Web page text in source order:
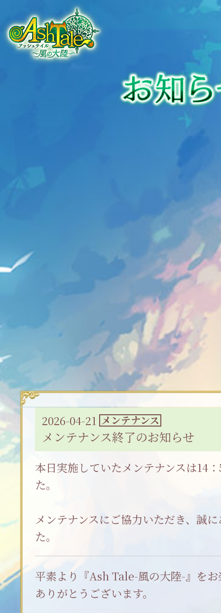
2026-04-21 メンテナンス
メンテナンス終了のお知らせ
本日実施していたメンテナンスは14
た。
メンテナンスにご協力いただき、誠
た。
平素より『Ash Tale-風の大陸-』を
ありがとうございます。